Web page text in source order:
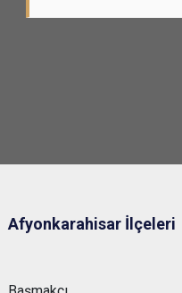
Afyonkarahisar İlçeleri